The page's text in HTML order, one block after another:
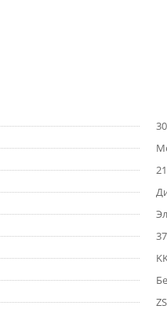
37